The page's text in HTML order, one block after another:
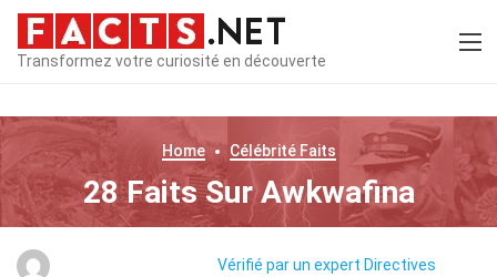
Transformez votre curiosité en découverte
Home CélébritéFaits
28 Faits Sur Awkwafina
Vérifié par un expert Directives